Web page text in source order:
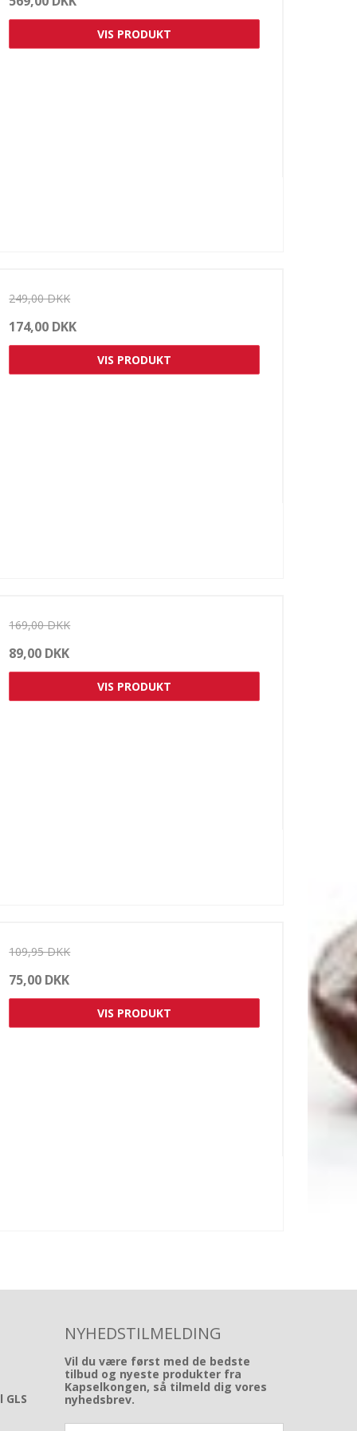
VIS PRODUKT
249,00 DKK
174,00 DKK
VIS PRODUKT
169,00 DKK
89,00 DKK
VIS PRODUKT
109,95 DKK
75,00 DKK
VIS PRODUKT
NYHEDSTILMELDING
Vil du være først med de bedste
tilbud og nyeste produkter fra
Kapselkongen, så tilmeld dig vores
nyhedsbrev.